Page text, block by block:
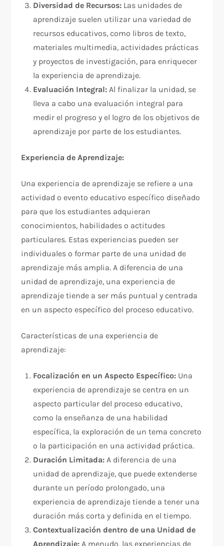
Diversidad de Recursos: Las unidades de
aprendizaje suelen utilizar una variedad de
recursos educativos, como libros de texto,
materiales multimedia, actividades prácticas
y proyectos de investigación, para enriquecer
la experiencia de aprendizaje.
Evaluación Integral: Al finalizar la unidad, se
lleva a cabo una evaluación integral para
medir el progreso y el logro de los objetivos de
aprendizaje por parte de los estudiantes.
Experiencia de Aprendizaje:
Una experiencia de aprendizaje se refiere a una
actividad o evento educativo específico diseñado
para que los estudiantes adquieran
conocimientos, habilidades o actitudes
particulares. Estas experiencias pueden ser
individuales o formar parte de una unidad de
aprendizaje más amplia. A diferencia de una
unidad de aprendizaje, una experiencia de
aprendizaje tiende a ser más puntual y centrada
en un aspecto específico del proceso educativo.
Características de una experiencia de
aprendizaje:
Focalización en un Aspecto Específico: Una
experiencia de aprendizaje se centra en un
aspecto particular del proceso educativo,
como la enseñanza de una habilidad
específica, la exploración de un tema concreto
o la participación en una actividad práctica.
Duración Limitada: A diferencia de una
unidad de aprendizaje, que puede extenderse
durante un período prolongado, una
experiencia de aprendizaje tiende a tener una
duración más corta y definida en el tiempo.
Contextualización dentro de una Unidad de
Aprendizaje: A menudo, las experiencias de